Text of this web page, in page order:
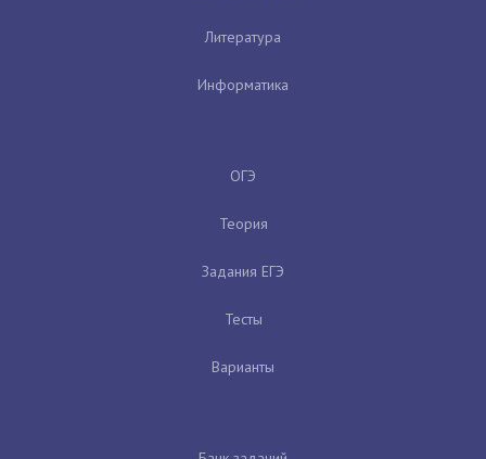
Литература
Информатика
ОГЭ
Теория
Задания ЕГЭ
Тесты
Варианты